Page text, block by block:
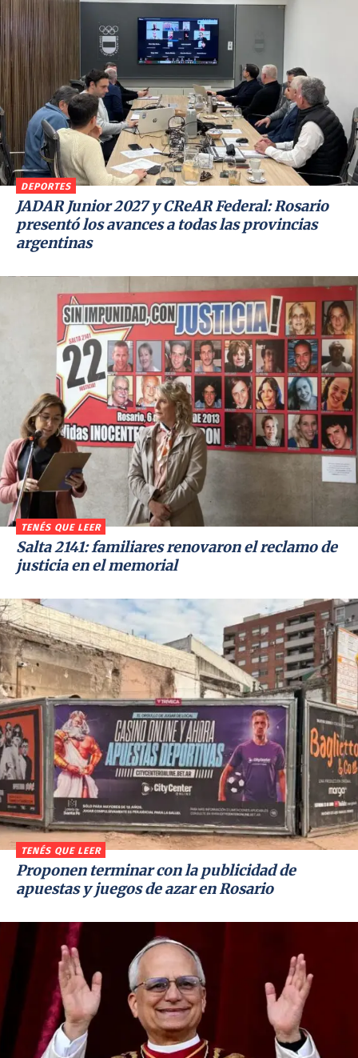
DEPORTES
JADAR Junior 2027 y CReAR Federal: Rosario
presentó los avances a todas las provincias
argentinas
TENÉS QUE LEER
Salta 2141: familiares renovaron el reclamo de
justicia en el memorial
TENÉS QUE LEER
Proponen terminar con la publicidad de
apuestas y juegos de azar en Rosario